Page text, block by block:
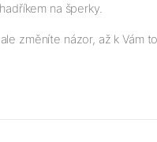
na šperky.
změníte názor, až k